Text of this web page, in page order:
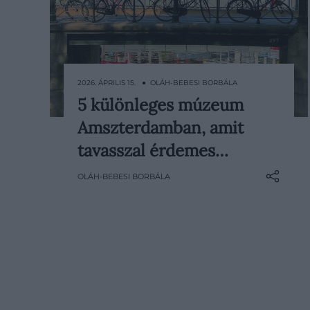
Amszterdam tavasszal különösen
vonzó: a csatornák mentén nyíló
virágok, a parkokban hullámzó
szabadságérzet miatt ilyenkor a
2026. ÁPRILIS 15. ● OLÁH-BEBESI BORBÁLA
5 különleges múzeum
Amszterdamban, amit
tavasszal érdemes…
OLÁH-BEBESI BORBÁLA